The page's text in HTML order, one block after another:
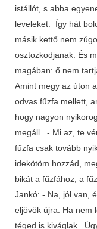
istállót, s abba
leveleket. Így hát
másik kettő nem
osztozkodjanak. És
magában: ő nem
Amint megy az úton
odvas fűzfa mellett,
hogy nagyon
megáll. - Mi az, te
fűzfa csak tovább
idekötöm hozzád,
bikát a fűzfához, a
Jankó: - Na, jól van,
eljövök újra. Ha nem
téged is kiváglak.